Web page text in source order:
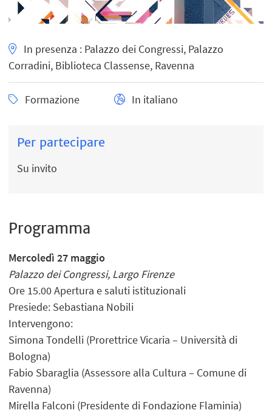
In presenza : Palazzo dei Congressi, Palazzo
Corradini, Biblioteca Classense, Ravenna
Formazione In italiano
Per partecipare
Su invito
Programma
Mercoledì 27 maggio
Palazzo dei Congressi, Largo Firenze
Ore 15.00 Apertura e saluti istituzionali
Presiede: Sebastiana Nobili
Intervengono:
Simona Tondelli (Prorettrice Vicaria – Università di
Bologna)
Fabio Sbaraglia (Assessore alla Cultura – Comune di
Ravenna)
Mirella Falconi (Presidente di Fondazione Flaminia)